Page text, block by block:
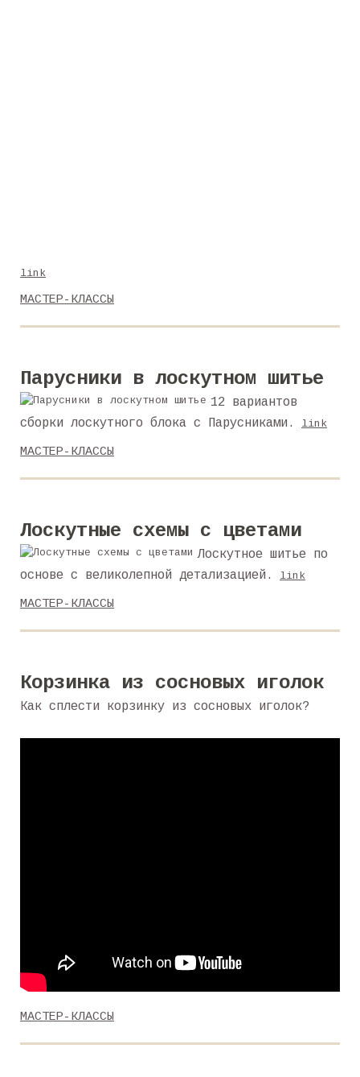
link
МАСТЕР-КЛАССЫ
Парусники в лоскутном шитье
12 вариантов
сборки лоскутного блока с Парусниками.
link
МАСТЕР-КЛАССЫ
Лоскутные схемы с цветами
Лоскутное шитье по
основе с великолепной детализацией.
link
МАСТЕР-КЛАССЫ
Корзинка из сосновых иголок
Как сплести корзинку из сосновых иголок?
МАСТЕР-КЛАССЫ